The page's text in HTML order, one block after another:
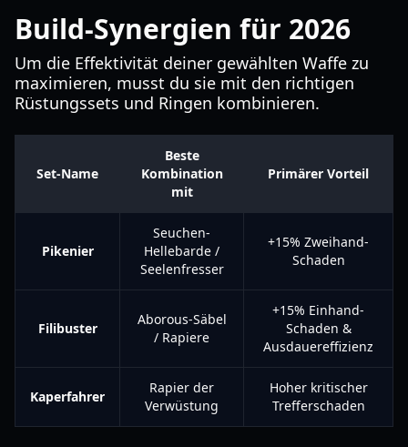
Build-Synergien für 2026
Um die Effektivität deiner gewählten Waffe zu
maximieren, musst du sie mit den richtigen
Rüstungssets und Ringen kombinieren.
Set-Name
Beste
Kombination
mit
Primärer Vorteil
Pikenier
Seuchen-
Hellebarde /
Seelenfresser
+15% Zweihand-
Schaden
Filibuster
Aborous-Säbel
/ Rapiere
+15% Einhand-
Schaden &
Ausdauereffizienz
Kaperfahrer
Rapier der
Verwüstung
Hoher kritischer
Trefferschaden